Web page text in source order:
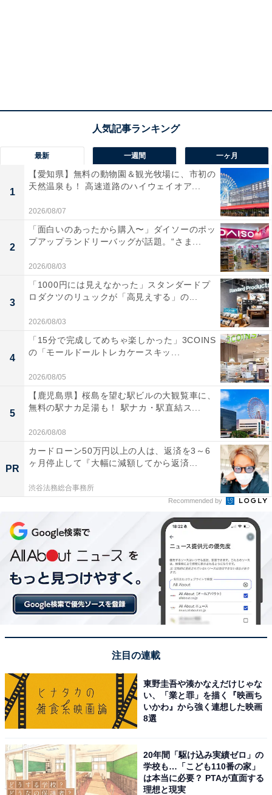
最新 一週間 一ヶ月
1
【愛知県】無料の動物園＆観光牧場に、市初の
天然温泉も！ 高速道路のハイウェイオア...
2026/08/07
2
「面白いのあったから購入〜」ダイソーのポッ
プアップランドリーバッグが話題。“さま...
2026/08/03
3
「1000円には見えなかった」スタンダードプ
ロダクツのリュックが「高見えする」の...
2026/08/03
4
「15分で完成してめちゃ楽しかった」3COINS
の「モールドールトレカケースキッ...
2026/08/05
5
【鹿児島県】桜島を望む駅ビルの大観覧車に、
無料の駅ナカ足湯も！ 駅ナカ・駅直結ス...
2026/08/08
PR
カードローン50万円以上の人は、返済を3～6
ヶ月停止して『大幅に減額してから返済...
渋谷法務総合事務所
Recommended by
注目の連載
東野圭吾や湊かなえだけじゃな
い、「業と罪」を描く『映画ち
いかわ』から強く連想した映画
8選
20年間「駆け込み実績ゼロ」の
学校も…「こども110番の家」
は本当に必要？ PTAが直面する
理想と現実